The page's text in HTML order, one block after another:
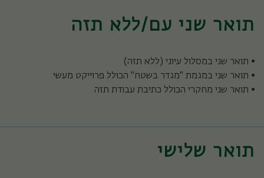
תואר שני עם/ללא תזה
• תואר שני במסלול עיוני (ללא תזה)
• תואר שני במגמת "מגדר בשטח" הכולל פרוייקט מעשי
• תואר שני מחקרי הכולל כתיבת עבודת תזה
תואר שלישי